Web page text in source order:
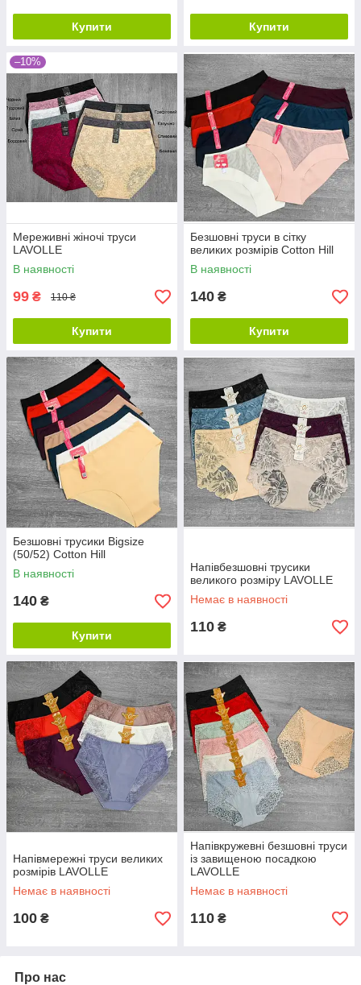
Купити Купити
–10%
Мереживні жіночі труси
LAVOLLE
В наявності
99 ₴ 110 ₴
Купити
Безшовні труси в сітку
великих розмірів Cotton Hill
В наявності
140 ₴
Купити
Безшовні трусики Bigsize
(50/52) Cotton Hill
В наявності
140 ₴
Купити
Напівбезшовні трусики
великого розміру LAVOLLE
Немає в наявності
110 ₴
Напівмережні труси великих
розмірів LAVOLLE
Немає в наявності
100 ₴
Напівкружевні безшовні труси
із завищеною посадкою
LAVOLLE
Немає в наявності
110 ₴
Про нас